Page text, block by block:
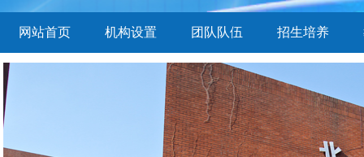
网站首页 机构设置 团队队伍 招生培养